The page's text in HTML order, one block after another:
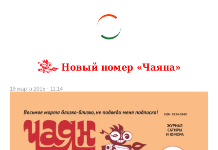
Новый номер «Чаяна»
19 марта 2015 - 11:14